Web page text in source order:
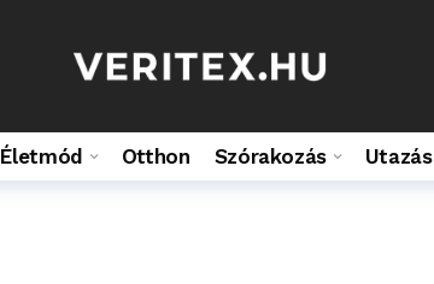
Életmód Otthon Szórakozás Utazás